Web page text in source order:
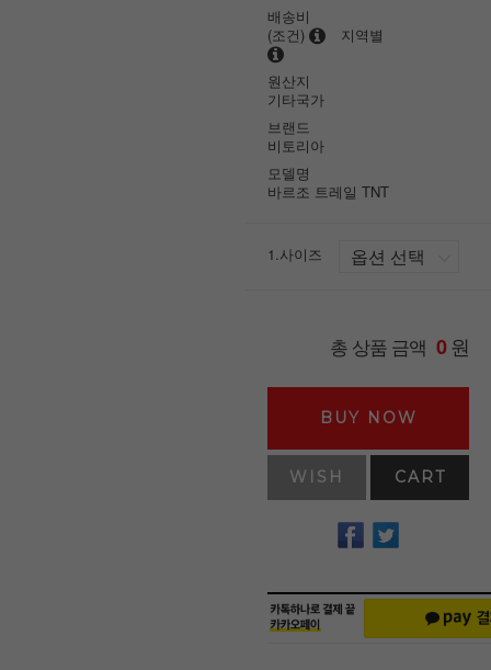
배송비
(조건)
지역별
원산지
기타국가
브랜드
비토리아
모델명
바르조 트레일 TNT
1.사이즈
총 상품 금액 0원
BUY NOW
WISH CART